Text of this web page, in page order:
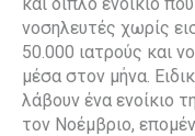
νοσηλευτές χωρίς
50.000 ιατρούς και
μέσα στον μήνα.
λάβουν ένα ενοίκιο
τον Νοέμβριο,